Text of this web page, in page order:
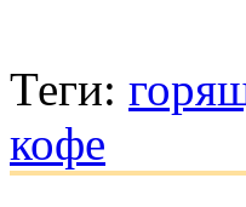
Теги:
кофе